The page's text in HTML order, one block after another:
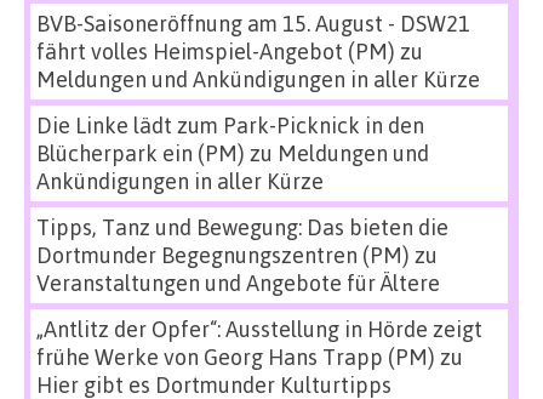
BVB-Saisoneröffnung am 15. August - DSW21
fährt volles Heimspiel-Angebot (PM) zu
Meldungen und Ankündigungen in aller Kürze
Die Linke lädt zum Park-Picknick in den
Blücherpark ein (PM) zu Meldungen und
Ankündigungen in aller Kürze
Tipps, Tanz und Bewegung: Das bieten die
Dortmunder Begegnungszentren (PM) zu
Veranstaltungen und Angebote für Ältere
„Antlitz der Opfer“: Ausstellung in Hörde zeigt
frühe Werke von Georg Hans Trapp (PM) zu
Hier gibt es Dortmunder Kulturtipps